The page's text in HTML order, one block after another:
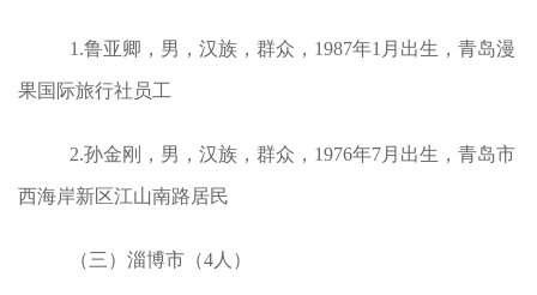
1.鲁亚卿，男，汉族，群众，1987年1月出生，青岛漫
果国际旅行社员工
2.孙金刚，男，汉族，群众，1976年7月出生，青岛市
西海岸新区江山南路居民
（三）淄博市（4人）